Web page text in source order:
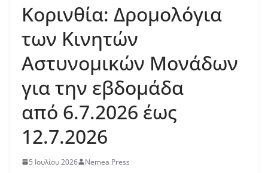
Κορινθία: Δρομολόγια
των Κινητών
Αστυνομικών Μονάδων
για την εβδομάδα
από 6.7.2026 έως
12.7.2026
5 Ιουλίου 2026 Nemea Press